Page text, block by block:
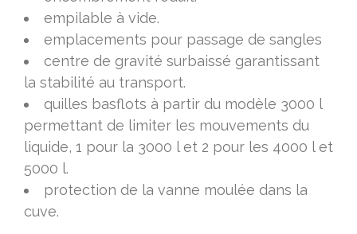
empilable à vide.
emplacements pour passage de sangles
centre de gravité surbaissé garantissant
la stabilité au transport.
quilles basflots à partir du modèle 3000 l
permettant de limiter les mouvements du
liquide, 1 pour la 3000 l et 2 pour les 4000 l et
5000 l.
protection de la vanne moulée dans la
cuve.